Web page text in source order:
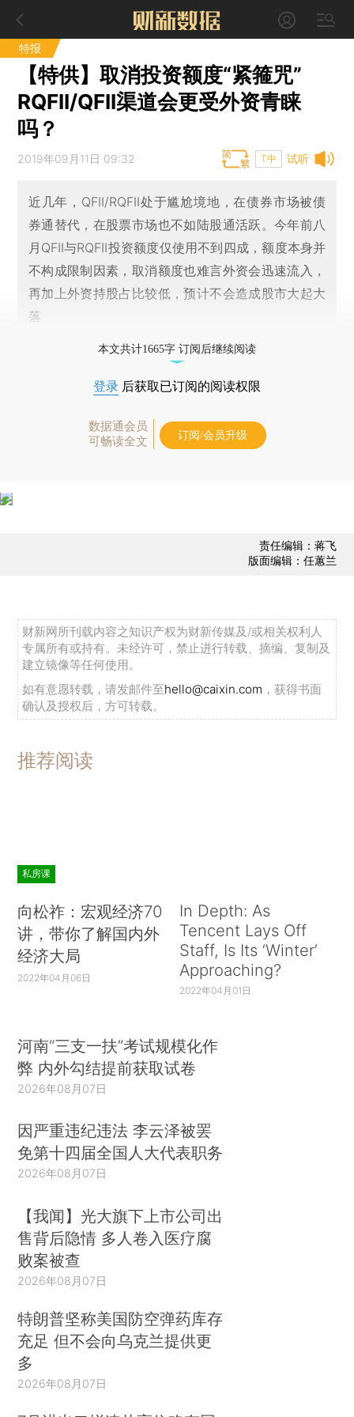
特报
【特供】取消投资额度“紧箍咒”
RQFII/QFII渠道会更受外资青睐
吗？
试听
2019年09月11日 09:32 T中
近几年，QFII/RQFII处于尴尬境地，在债券市场被债
券通替代，在股票市场也不如陆股通活跃。今年前八
月QFII与RQFII投资额度仅使用不到四成，额度本身并
不构成限制因素，取消额度也难言外资会迅速流入，
再加上外资持股占比较低，预计不会造成股市大起大
落
本文共计1665字 订阅后继续阅读
登录 后获取已订阅的阅读权限
数据通会员
可畅读全文
订阅/会员升级
责任编辑：蒋飞
版面编辑：任蕙兰
财新网所刊载内容之知识产权为财新传媒及/或相关权利人
专属所有或持有。未经许可，禁止进行转载、摘编、复制及
建立镜像等任何使用。
如有意愿转载，请发邮件至hello@caixin.com ，获得书面
确认及授权后，方可转载。
推荐阅读
私房课
向松祚：宏观经济70
讲，带你了解国内外
经济大局
2022年04月06日
In Depth: As
Tencent Lays Off
Staff, Is Its ‘Winter’
Approaching?
2022年04月01日
河南“三支一扶”考试规模化作
弊 内外勾结提前获取试卷
2026年08月07日
因严重违纪违法 李云泽被罢
免第十四届全国人大代表职务
2026年08月07日
【我闻】光大旗下上市公司出
售背后隐情 多人卷入医疗腐
败案被查
2026年08月07日
特朗普坚称美国防空弹药库存
充足 但不会向乌克兰提供更
多
2026年08月07日